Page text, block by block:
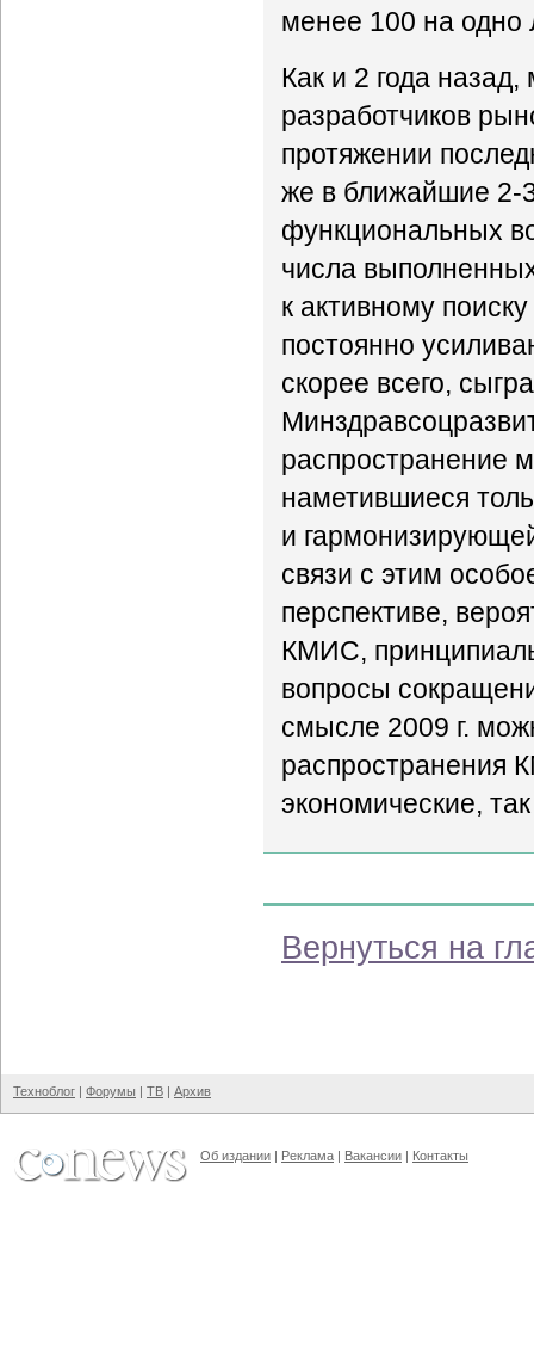
менее 100 на
Как и 2 года назад,
разработчиков
протяжении
же в ближайшие 2-
функциональных
числа
к активному
постоянно
скорее всего,
распространение
наметившиеся
и
связи с этим
перспективе,
КМИС,
вопросы
смысле 2009 г.
распространения
экономические,
Вернуться на
Техноблог | Форумы | ТВ | Архив
Об издании | Реклама | Вакансии | Контакты